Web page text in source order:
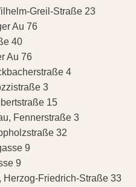
Greil-Straße 23
Au 76
40
Au 76
4
3
15
Fennerstraße 3
32
9
9
Herzog-Friedrich-Straße 33